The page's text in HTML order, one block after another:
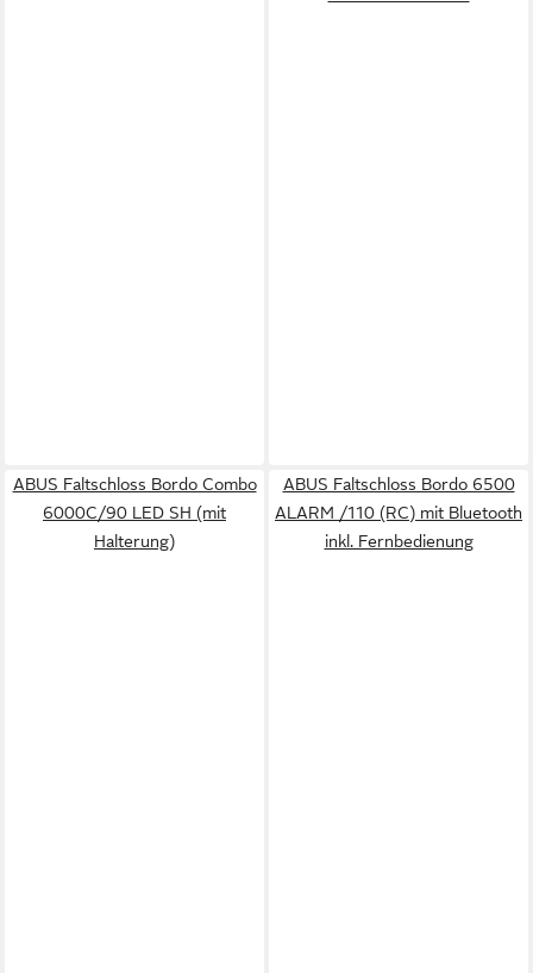
ABUS Faltschloss Bordo Combo
6000C/90 LED SH (mit
Halterung)
ABUS Faltschloss Bordo 6500
ALARM /110 (RC) mit Bluetooth
inkl. Fernbedienung